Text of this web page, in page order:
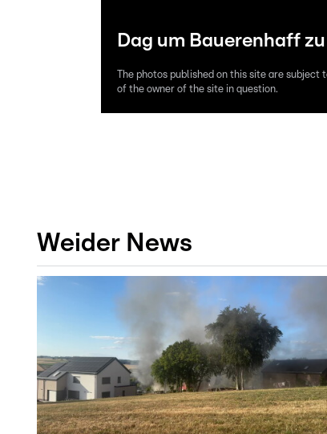
Dag um Bauerenhaff
The photos published on this site are
of the owner of the site in question.
Weider News